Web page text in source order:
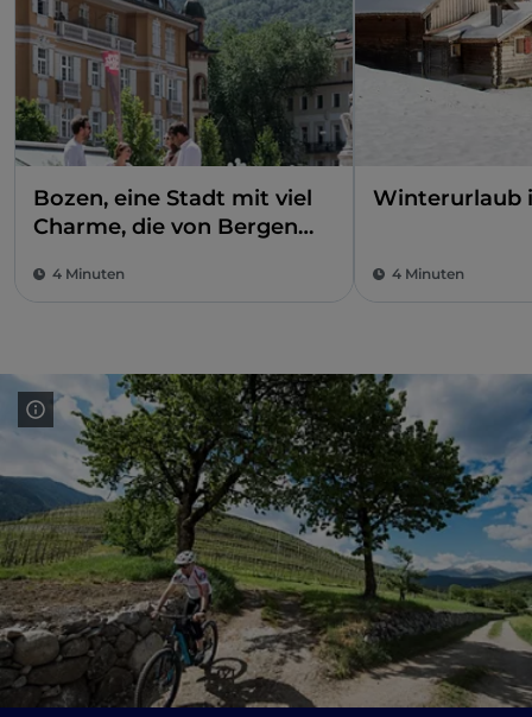
Bozen, eine Stadt mit viel
Charme, die von Bergen
4 Minuten
Winterurlaub
4 Minuten